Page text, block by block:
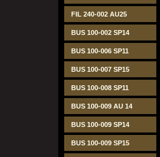
FIL 240-002 AU25
BUS 100-002 SP14
BUS 100-006 SP11
BUS 100-007 SP15
BUS 100-008 SP11
BUS 100-009 AU 14
BUS 100-009 SP14
BUS 100-009 SP15